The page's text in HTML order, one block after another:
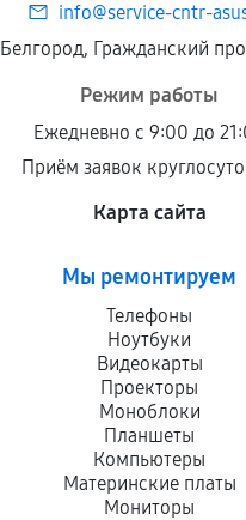
info@service-cntr-
Белгород, Гражданский
Режим работы
Ежедневно с 9:00 до
Приём заявок
Карта сайта
Мы ремонтируем
Телефоны
Ноутбуки
Видеокарты
Проекторы
Моноблоки
Планшеты
Компьютеры
Материнские платы
Мониторы